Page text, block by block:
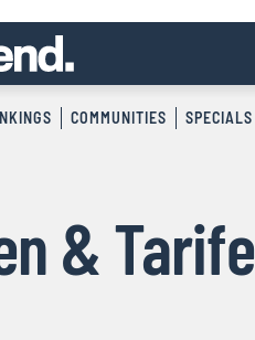
COMMUNITIES SPECIALS
& Tarife